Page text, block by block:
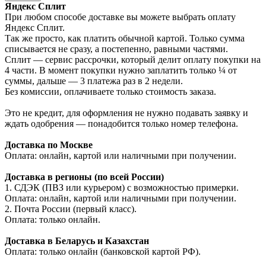
Яндекс Сплит
При любом способе доставке вы можете выбрать оплату
Яндекс Сплит.
Так же просто, как платить обычной картой. Только сумма
списывается не сразу, а постепенно, равными частями.
Сплит — сервис рассрочки, который делит оплату покупки на
4 части. В момент покупки нужно заплатить только ¼ от
суммы, дальше — 3 платежа раз в 2 недели.
Без комиссии, оплачиваете только стоимость заказа.
Это не кредит, для оформления не нужно подавать заявку и
ждать одобрения — понадобится только номер телефона.
Доставка по Москве
Оплата: онлайн, картой или наличными при получении.
Доставка в регионы (по всей России)
1. СДЭК (ПВЗ или курьером) с возможностью примерки.
Оплата: онлайн, картой или наличными при получении.
2. Почта России (первый класс).
Оплата: только онлайн.
Доставка в Беларусь и Казахстан
Оплата: только онлайн (банковской картой РФ).